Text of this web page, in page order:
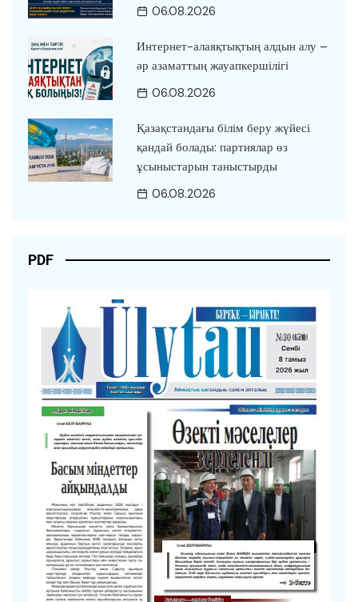
06.08.2026
Интернет-алаяқтықтың алдын алу –
әр азаматтың жауапкершілігі
06.08.2026
Қазақстандағы білім беру жүйесі
қандай болады: партиялар өз
ұсыныстарын таныстырды
06.08.2026
PDF